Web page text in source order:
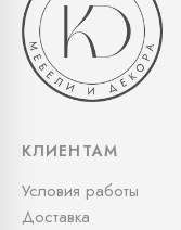
КЛИЕНТАМ
Условия работы
Доставка